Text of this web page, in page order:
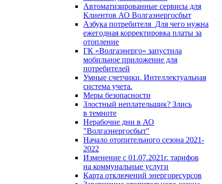
Автоматизированные сервисы для
Клиентов АО Волгаэнергосбыт
Азбука потребителя_Для чего нужна
ежегодная корректировка платы за
отопление
ГК «Волгаэнерго» запустила
мобильное приложение для
потребителей
Умные счетчики. Интеллектуальная
система учета.
Меры безопасности
Злостный неплательщик? Злись
в темноте
Нерабочие дни в АО
"Волгаэнергосбыт"
Начало отопительного сезона 2021-
2022
Изменение с 01.07.2021г. тарифов
на коммунальные услуги
Карта отключений энергоресурсов